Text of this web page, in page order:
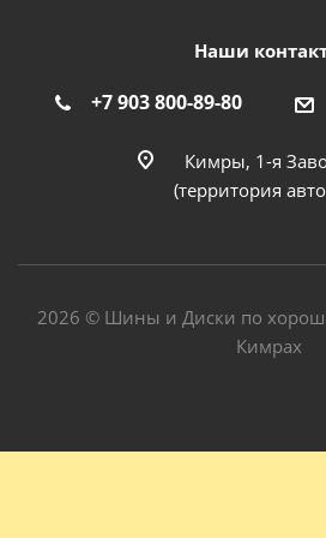
Наши
+7 903 800-89-80
Кимры, 1-я
(территория
2026 © Шины и Диски по
Кимрах